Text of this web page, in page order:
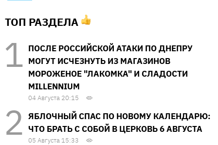
ТОП РАЗДЕЛА
ПОСЛЕ РОССИЙСКОЙ АТАКИ ПО ДНЕПРУ
МОГУТ ИСЧЕЗНУТЬ ИЗ МАГАЗИНОВ
МОРОЖЕНОЕ "ЛАКОМКА" И СЛАДОСТИ
MILLENNIUM
04 Августа 20:15
ЯБЛОЧНЫЙ СПАС ПО НОВОМУ КАЛЕНДАРЮ:
ЧТО БРАТЬ С СОБОЙ В ЦЕРКОВЬ 6 АВГУСТА
05 Августа 15:33